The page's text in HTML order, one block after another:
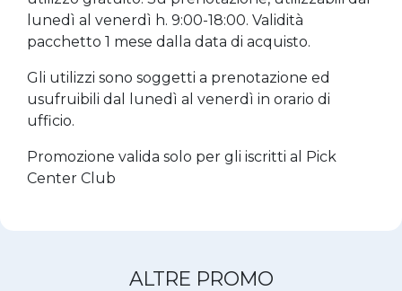
lunedì al venerdì h. 9:00-18:00. Validità
pacchetto 1 mese dalla data di acquisto.
Gli utilizzi sono soggetti a prenotazione ed
usufruibili dal lunedì al venerdì in orario di
ufficio.
Promozione valida solo per gli iscritti al Pick
Center Club
ALTRE PROMO